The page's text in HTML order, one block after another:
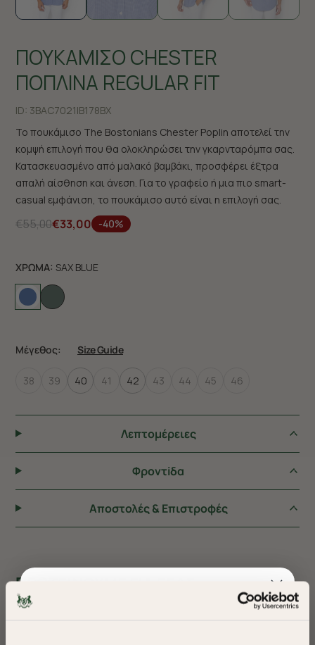
ΠΟΥΚΑΜΙΣΟ CHESTER
ΠΟΠΛΙΝΑ REGULAR FIT
ID: 3BAC7021|B178BX
Το πουκάμισο The Bostonians Chester Poplin αποτελεί την
κομψή επιλογή που θα ολοκληρώσει την γκαρνταρόμπα σας.
Κατασκευασμένο από μαλακό βαμβάκι, προσφέρει έξτρα
απαλή αίσθηση και άνεση. Για το γραφείο ή μια πιο smart-
casual εμφάνιση, το πουκάμισο αυτό είναι η επιλογή σας.
€55,00€33,00 -40%
ΧΡΩΜΑ: SAX BLUE
Μέγεθος: Size Guide
38 39 40 41 42 43 44 45 46
Λεπτομέρειες
Φροντiδα
Αποστολές & Επιστροφές
ΠΡΟΤΕΙΝΟΥΜΕ ΓΙΑ ΕΣΑΣ